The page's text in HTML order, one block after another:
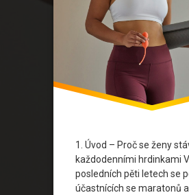
1. Úvod – Proč se ženy
každodenními hrdinkami V
posledních pěti letech se
účastnících se maratonů
Trénink pro ženy
Triatlon pro ženy
Vytrvalostní sporty žen